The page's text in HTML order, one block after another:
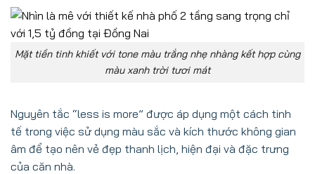
Mặt tiền tinh khiết với tone màu trắng nhẹ nhàng kết hợp cùng
màu xanh trời tươi mát
Nguyên tắc “less is more” được áp dụng một cách tinh
tế trong việc sử dụng màu sắc và kích thước không gian
âm để tạo nên vẻ đẹp thanh lịch, hiện đại và đặc trưng
của căn nhà.